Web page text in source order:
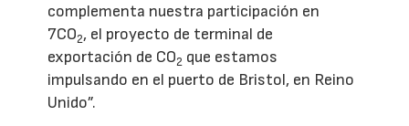
complementa nuestra participación en
7CO2, el proyecto de terminal de
exportación de CO2 que estamos
impulsando en el puerto de Bristol, en Reino
Unido”.